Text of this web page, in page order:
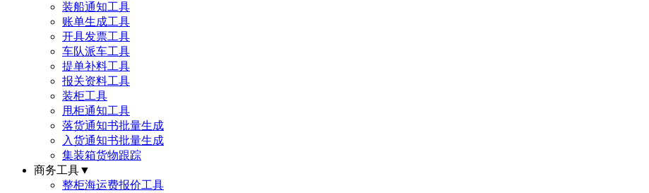
装船通知工具
账单生成工具
开具发票工具
车队派车工具
提单补料工具
报关资料工具
装柜工具
甩柜通知工具
落货通知书批量生成
入货通知书批量生成
集装箱货物跟踪
商务工具▼
整柜海运费报价工具